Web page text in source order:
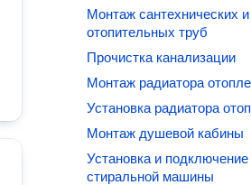
Монтаж сантехнических и
отопительных труб
Прочистка канализации
Монтаж радиатора
Установка радиатора
Монтаж душевой кабины
Установка и подключение
стиральной машины